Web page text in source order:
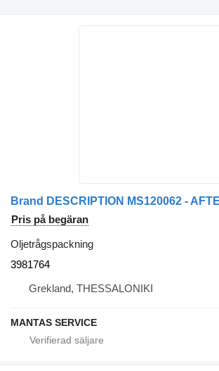
Pris på begäran
Oljetrågspackning
3981764
Grekland, THESSALONIKI
MANTAS SERVICE